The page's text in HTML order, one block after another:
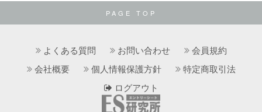
PAGE TOP
よくある質問 お問い合わせ
会員規約
会社概要
個人情報保護方針
特定商取引法
ログアウト